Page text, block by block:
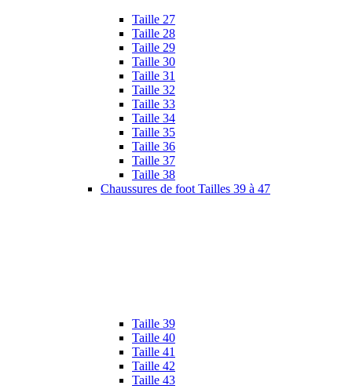
Taille 27
Taille 28
Taille 29
Taille 30
Taille 31
Taille 32
Taille 33
Taille 34
Taille 35
Taille 36
Taille 37
Taille 38
Chaussures de foot Tailles 39 à 47
Taille 39
Taille 40
Taille 41
Taille 42
Taille 43